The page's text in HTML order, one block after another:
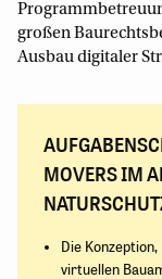
großen
Ausbau digitaler
MOVERS IM
Die
virtuellen